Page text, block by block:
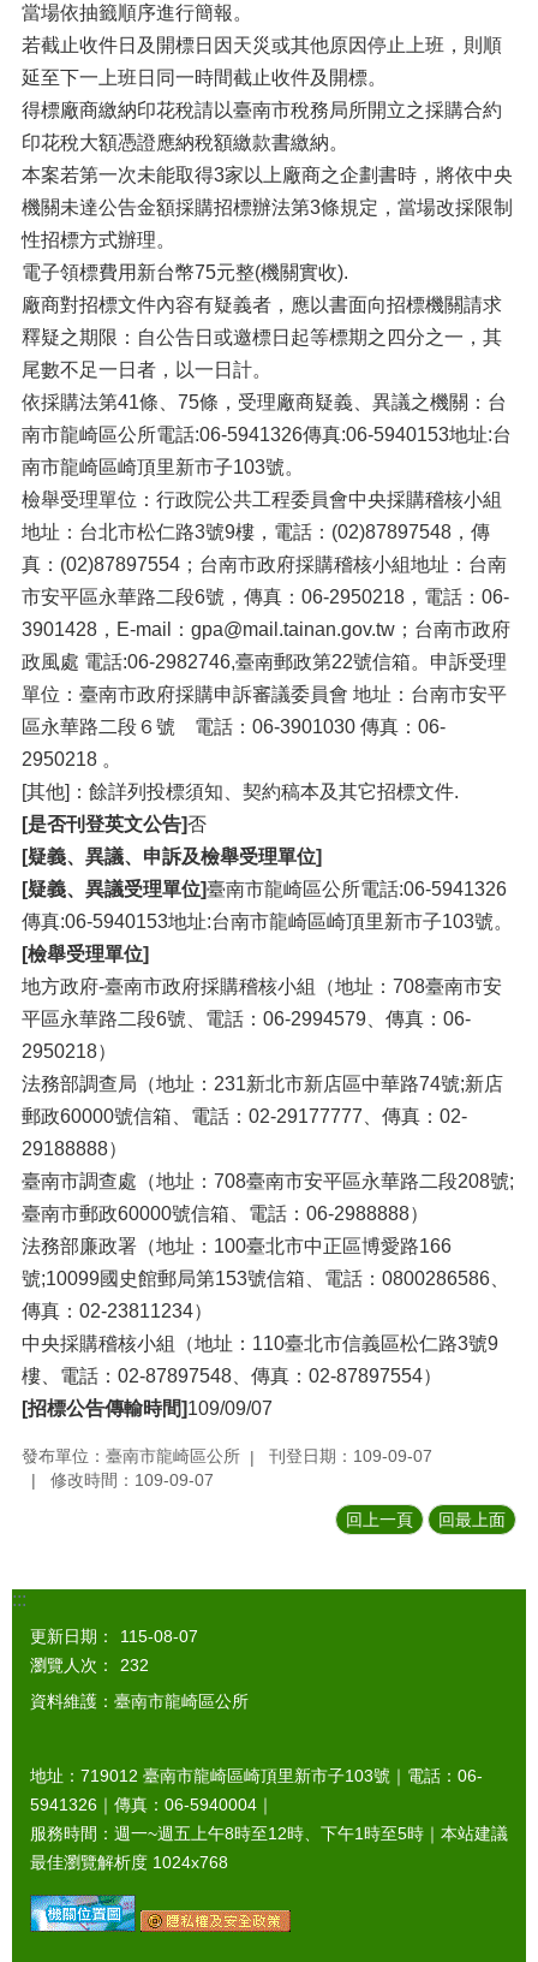
當場依抽籤順序進行簡報。
若截止收件日及開標日因天災或其他原因停止上班，則順
延至下一上班日同一時間截止收件及開標。
得標廠商繳納印花稅請以臺南市稅務局所開立之採購合約
印花稅大額憑證應納稅額繳款書繳納。
本案若第一次未能取得3家以上廠商之企劃書時，將依中央
機關未達公告金額採購招標辦法第3條規定，當場改採限制
性招標方式辦理。
電子領標費用新台幣75元整(機關實收).
廠商對招標文件內容有疑義者，應以書面向招標機關請求
釋疑之期限：自公告日或邀標日起等標期之四分之一，其
尾數不足一日者，以一日計。
依採購法第41條、75條，受理廠商疑義、異議之機關：台
南市龍崎區公所電話:06-5941326傳真:06-5940153地址:台
南市龍崎區崎頂里新市子103號。
檢舉受理單位：行政院公共工程委員會中央採購稽核小組
地址：台北市松仁路3號9樓，電話：(02)87897548，傳
真：(02)87897554；台南市政府採購稽核小組地址：台南
市安平區永華路二段6號，傳真：06-2950218，電話：06-
3901428，E-mail：gpa@mail.tainan.gov.tw；台南市政府
政風處 電話:06-2982746,臺南郵政第22號信箱。申訴受理
單位：臺南市政府採購申訴審議委員會 地址：台南市安平
區永華路二段６號 電話：06-3901030 傳真：06-
2950218 。
[其他]：餘詳列投標須知、契約稿本及其它招標文件.
[是否刊登英文公告]否
[疑義、異議、申訴及檢舉受理單位]
[疑義、異議受理單位]臺南市龍崎區公所電話:06-5941326
傳真:06-5940153地址:台南市龍崎區崎頂里新市子103號。
[檢舉受理單位]
地方政府-臺南市政府採購稽核小組（地址：708臺南市安
平區永華路二段6號、電話：06-2994579、傳真：06-
2950218）
法務部調查局（地址：231新北市新店區中華路74號;新店
郵政60000號信箱、電話：02-29177777、傳真：02-
29188888）
臺南市調查處（地址：708臺南市安平區永華路二段208號;
臺南市郵政60000號信箱、電話：06-2988888）
法務部廉政署（地址：100臺北市中正區博愛路166
號;10099國史館郵局第153號信箱、電話：0800286586、
傳真：02-23811234）
中央採購稽核小組（地址：110臺北市信義區松仁路3號9
樓、電話：02-87897548、傳真：02-87897554）
[招標公告傳輸時間]109/09/07
發布單位：臺南市龍崎區公所
刊登日期：109-09-07
修改時間：109-09-07
回上一頁 回最上面
:::
更新日期：
115-08-07
瀏覽人次：
232
資料維護：臺南市龍崎區公所
地址：719012 臺南市龍崎區崎頂里新市子103號｜電話：06-
5941326｜傳真：06-5940004｜
服務時間：週一~週五上午8時至12時、下午1時至5時｜本站建議
最佳瀏覽解析度 1024x768